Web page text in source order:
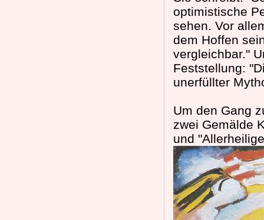
optimistische
sehen. Vor
dem Hoffen
vergleichbar."
Feststellung:
unerfüllter
Um den Gang
zwei Gemälde
und